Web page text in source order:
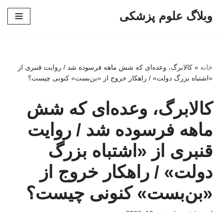
وبلاگ علوم پزشکی
خانه » کالابرگ، وعده‌ای که شش ماهه فرسوده شد / روایت قنبری از
«اشتباه بزرگ دولت» / راهکار خروج از «بن‌بست» کنونی چیست؟
کالابرگ، وعده‌ای که شش
ماهه فرسوده شد / روایت
قنبری از «اشتباه بزرگ
دولت» / راهکار خروج از
«بن‌بست» کنونی چیست؟